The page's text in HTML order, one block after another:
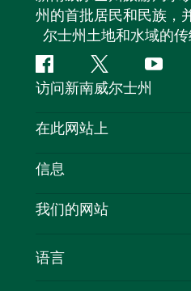
州的首批居民和民族，
尔士州土地和水域的传
Facebook叽
叽
喳
访问新南威尔士州
联系我们
隐私
Cookie 通知
在此网站上
目的地
新南威尔士州公路旅行
活动
信息
旅行信息
新南威尔士州的商业
我们的网站
语言